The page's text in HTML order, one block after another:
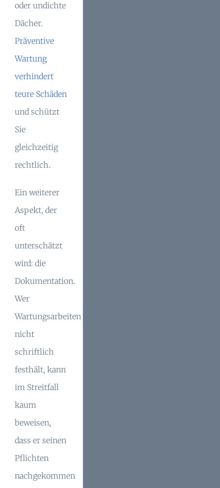
oder undichte
Dächer.
Präventive
Wartung
verhindert
teure Schäden
und schützt
Sie
gleichzeitig
rechtlich.
Ein weiterer
Aspekt, der
oft
unterschätzt
wird: die
Dokumentation.
Wer
Wartungsarbeiten
nicht
schriftlich
festhält, kann
im Streitfall
kaum
beweisen,
dass er seinen
Pflichten
nachgekommen